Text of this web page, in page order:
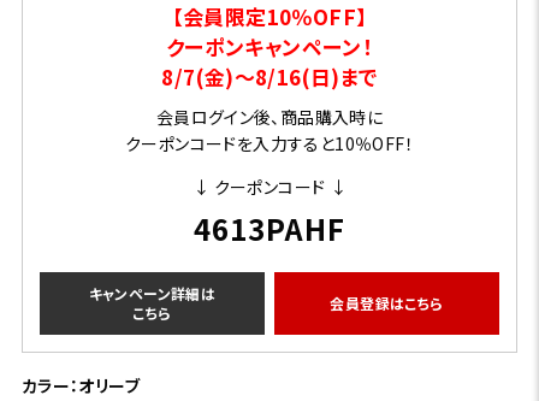
【会員限定10％OFF】
クーポンキャンペーン！
8/7(金)～8/16(日)まで
会員ログイン後、商品購入時に
クーポンコードを入力すると10％OFF！
↓ クーポンコード ↓
4613PAHF
キャンペーン詳細は
こちら
会員登録はこちら
カラー：オリーブ